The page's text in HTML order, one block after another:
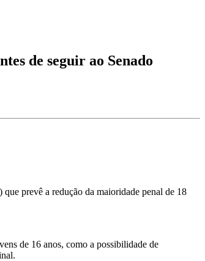
de seguir ao Senado
prevê a redução da maioridade penal de 18
de 16 anos, como a possibilidade de